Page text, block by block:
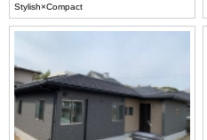
Stylish×Compact